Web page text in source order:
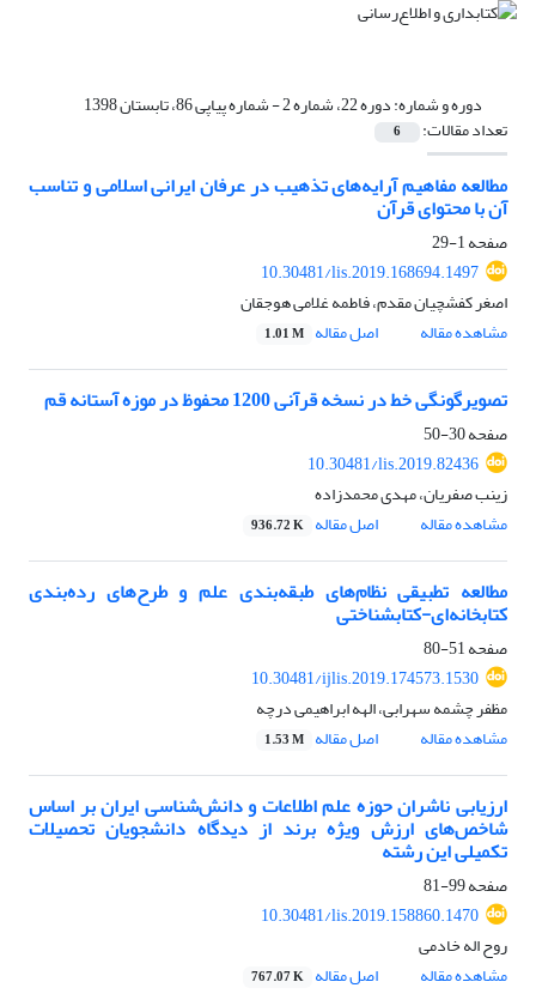
دوره و شماره:دوره 22، شماره 2 - شماره پیاپی 86، تابستان 1398
تعداد مقالات: 6
مطالعه مفاهیم آرایه‌های تذهیب در عرفان ایرانی اسلامی و تناسب
آن با محتوای قرآن
صفحه1-29
10.30481/lis.2019.168694.1497
اصغر کفشچیان مقدم، فاطمه غلامی هوجقان
مشاهده مقاله
اصل مقاله 1.01 M
تصویرگونگی خط در نسخه قرآنی 1200 محفوظ در موزه آستانه قم
صفحه30-50
10.30481/lis.2019.82436
زینب صفریان، مهدی محمدزاده
مشاهده مقاله
اصل مقاله 936.72 K
مطالعه تطبیقی نظام‌های طبقه‌بندی علم و طرح‌های رده‌بندی
کتابخانه‌ای-کتابشناختی
صفحه51-80
10.30481/ijlis.2019.174573.1530
مظفر چشمه سهرابی، الهه ابراهیمی درچه
مشاهده مقاله
اصل مقاله 1.53 M
ارزیابی ناشران حوزه‌ علم اطلاعات و دانش‌شناسی ایران بر اساس
شاخص‌های ارزش ویژه‌ برند از دیدگاه دانشجویان تحصیلات
تکمیلی این رشته
صفحه99-81
10.30481/lis.2019.158860.1470
روح اله خادمی
مشاهده مقاله
اصل مقاله 767.07 K